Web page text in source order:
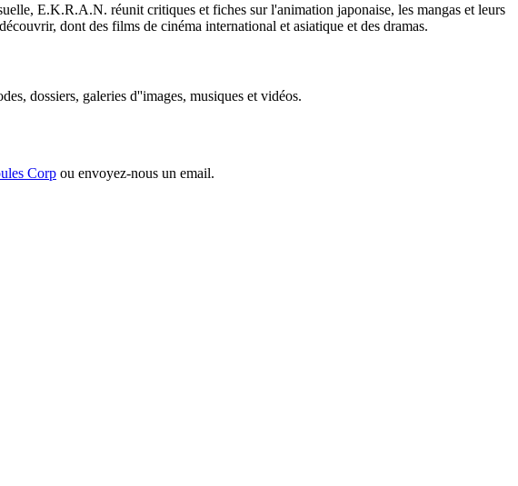
E.K.R.A.N. réunit critiques et fiches sur l'animation japonaise, les mangas et leurs
dont des films de cinéma international et asiatique et des dramas.
dossiers, galeries d''images, musiques et vidéos.
Corp ou envoyez-nous un email.